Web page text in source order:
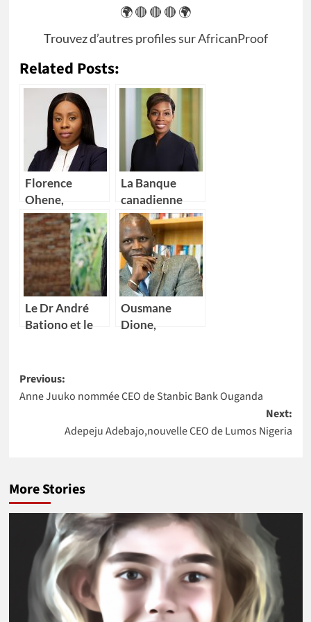
🌍 🔴 🔴 🔴 🌍
Trouvez d’autres profiles surAfricanProof
Related Posts:
Florence
Ohene,
nouvelle
Directrice
générale d’IBM
Ghana
La Banque
canadienne
impériale de
commerce
(CIBC) nomme
Kikelomo
Lawal comme
Vice-
présidente
Le Dr André
Bationo et le
remportent
l’Africa Food
Ousmane
Dione,
mondiale pour
Post
navigation
Previous:
Anne Juuko nommée CEO de Stanbic Bank Ouganda
Next:
Adepeju Adebajo,nouvelle CEO de Lumos Nigeria
More Stories